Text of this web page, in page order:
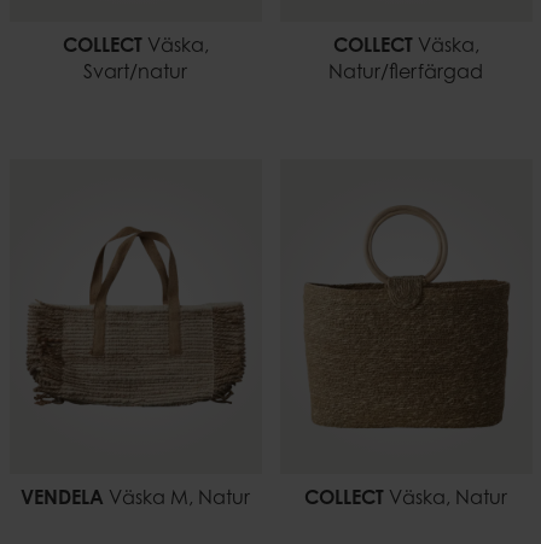
COLLECT
Väska,
Svart/natur
COLLECT
Väska,
Natur/flerfärgad
VENDELA Väska M, Natur COLLECT Väska, Natur